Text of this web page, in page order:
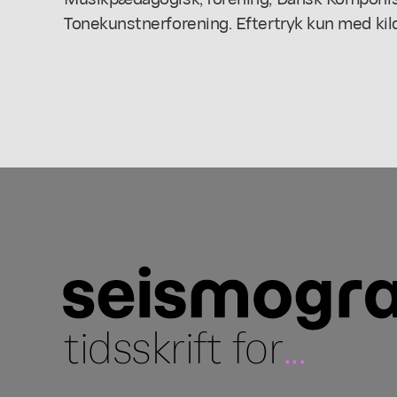
Tonekunstnerforening. Eftertryk kun med
tidsskrift for...